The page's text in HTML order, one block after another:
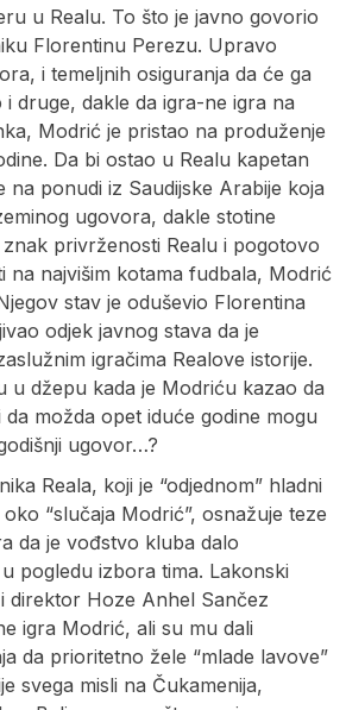
u Realu. To što je javno govorio
Florentinu Perezu. Upravo
i temeljnih osiguranja da će ga
druge, dakle da igra-ne igra na
Modrić je pristao na produženje
Da bi ostao u Realu kapetan
na ponudi iz Saudijske Arabije koja
ugovora, dakle stotine
privrženosti Realu i pogotovo
na najvišim kotama fudbala, Modrić
stav je oduševio Florentina
odjek javnog stava da je
igračima Realove istorije.
u džepu kada je Modriću kazao da
možda opet iduće godine mogu
ugovor…?
Reala, koji je “odjednom” hladni
“slučaja Modrić”, osnažuje teze
da je vođstvo kluba dalo
pogledu izbora tima. Lakonski
direktor Hoze Anhel Sančez
igra Modrić, ali su mu dali
da prioritetno žele “mlade lavove”
svega misli na Čukamenija,